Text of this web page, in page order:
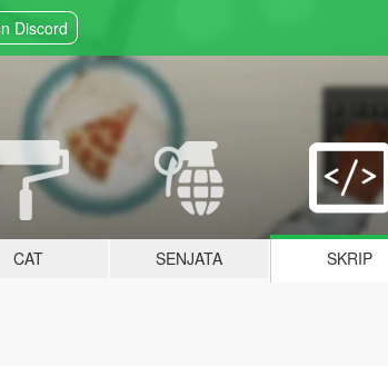
Discord
CAT SENJATA SKRIP